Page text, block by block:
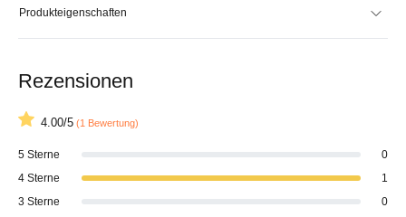
Produkteigenschaften
Rezensionen
4.00/5 (1 Bewertung)
5 Sterne
0
4 Sterne
1
3 Sterne
0